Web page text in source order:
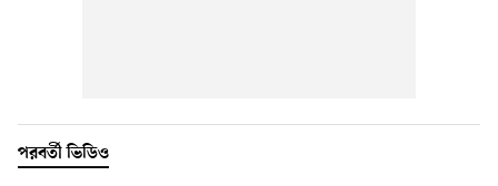
পরবর্তী ভিডিও